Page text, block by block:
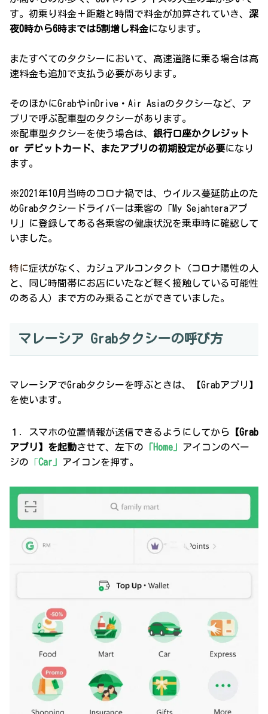
す。初乗り料金＋距離と時間で料金が加算されていき、 深
夜0時から6時までは5割増し料金になります。
またすべてのタクシーにおいて、高速道路に乗る場合は高
速料金も追加で支払う必要があります。
そのほかにGrabやinDrive・Air Asiaのタクシーなど、ア
プリで呼ぶ配車型のタクシーがあります。
※配車型タクシーを使う場合は、 銀行口座かクレジット
or デビットカード、またアプリの初期設定が必要になり
ます。
※2021年10月当時のコロナ禍では、ウイルス蔓延防止のた
めGrabタクシードライバーは乗客の「My Sejahteraアプ
リ」に登録してある各乗客の健康状況を乗車時に確認して
いました。
特に症状がなく、カジュアルコンタクト（コロナ陽性の人
と、同じ時間帯にお店にいたなど軽く接触している可能性
のある人）まで方のみ乗ることができていました。
マレーシア Grabタクシーの呼び方
マレーシアでGrabタクシーを呼ぶときは、【Grabアプリ】
を使います。
１．スマホの位置情報が送信できるようにしてから 【Grab
アプリ】を起動させて、左下の 「Home」 アイコンのペー
ジの 「Car」 アイコンを押す。